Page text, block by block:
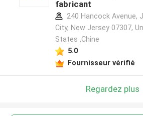
fabricant
240 Hancock Avenue,
City, New Jersey 07307,
States ,Chine
5.0
Fournisseur vérifié
Regardez plus